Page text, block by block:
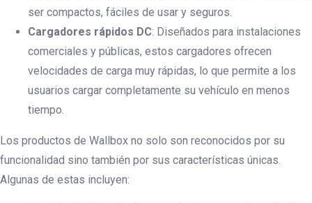
ser compactos, fáciles de usar y seguros.
Cargadores rápidos DC: Diseñados para instalaciones
comerciales y públicas, estos cargadores ofrecen
velocidades de carga muy rápidas, lo que permite a los
usuarios cargar completamente su vehículo en menos
tiempo.
Los productos de Wallbox no solo son reconocidos por su
funcionalidad sino también por sus características únicas.
Algunas de estas incluyen: